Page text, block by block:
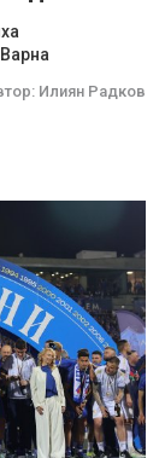
Илиян Радков